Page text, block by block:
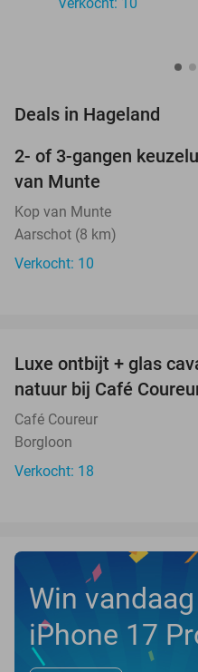
Verkocht: 10
Deals in Hageland
TODAY
2- of 3-gangen
van Munte
Kop van Munte
Aarschot (8 km)
Verkocht: 10
TODAY
Luxe ontbijt + glas
natuur bij Café
Café Coureur
Borgloon
Verkocht: 18
Win
iPhone 17